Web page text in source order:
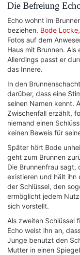
Die Befreiung
Echo wohnt im
beziehen. Bode Locke
Fotos auf dem
Haus mit Brunnen.
Allerdings passt er
das Innere.
In den
darüber, dass eine
seinen Namen kennt.
Zwischenfall erzählt,
niemand einen
keinen Beweis für
Später hört Bode
geht zum Brunnen
Die Brunnenfrau sagt,
existieren und hält ihn
der Schlüssel, den
ermöglicht jedem
sich vorstellt.
Als zweiten Schlüssel
Echo weist ihn an,
Junge benutzt den
Mutter in einen